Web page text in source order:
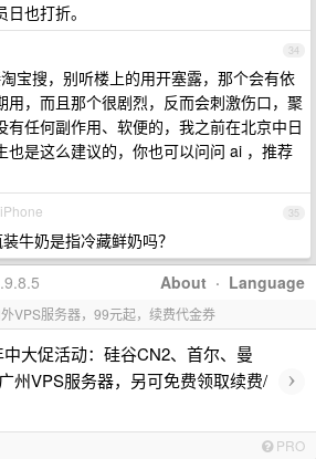
也打折。
34
宝搜，别听楼上的用开塞露，那个会有依
用，而且那个很剧烈，反而会刺激伤口，聚
有任何副作用、软便的，我之前在北京中日
也是这么建议的，你也可以问问 ai ，推荐
35
牛奶是指冷藏鲜奶吗？
About · Language
VPS服务器，99元起，续费代金券
大促活动：硅谷CN2、首尔、曼
州VPS服务器，另可免费领取续费/
›
PRO